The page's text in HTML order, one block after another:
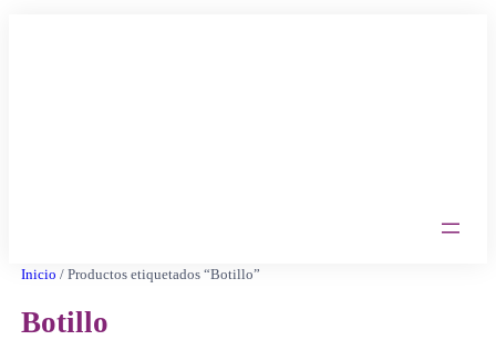
Inicio / Productos etiquetados “Botillo”
Botillo